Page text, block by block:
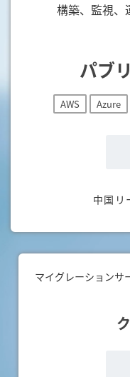
構築、監視、
パブ
AWS Azure
中国リ
マイグレーションサ